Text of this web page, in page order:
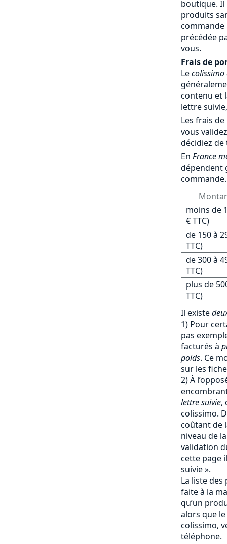
boutique. Il
produits
précédée
vous.
Frais de
Lecolissimo
contenu et
lettre
Les frais
vous
décidiez
En France
dépendent
commande.
moins de
€ TTC)
de 150 à
TTC)
de 300 à
TTC)
plus de
TTC)
Il existe
1) Pour
pas
facturés à
poids. Ce
sur les
2) À
lettre suivie,
colissimo.
coûtant de
niveau de
validation
cette page
suivie ».
La liste
faite à la
qu’un
alors que
colissimo,
téléphone.